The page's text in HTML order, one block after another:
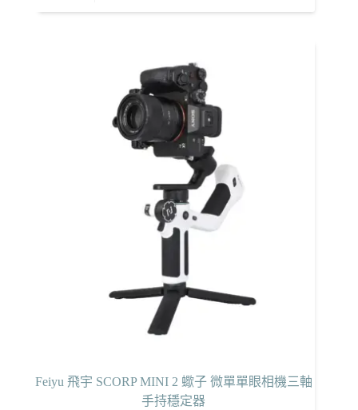
Feiyu 飛宇 SCORP MINI 2 蠍子 微單單眼相機三軸
手持穩定器